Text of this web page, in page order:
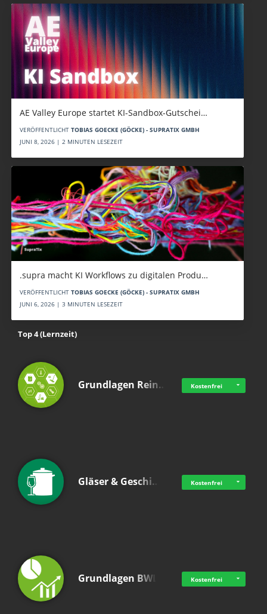
AE Valley Europe startet KI-Sandbox-Gutschei…
VERÖFFENTLICHT TOBIAS GOECKE (GÖCKE) - SUPRATIX GMBH
JUNI 8, 2026 | 2 MINUTEN LESEZEIT
.supra macht KI Workflows zu digitalen Produ…
VERÖFFENTLICHT TOBIAS GOECKE (GÖCKE) - SUPRATIX GMBH
JUNI 6, 2026 | 3 MINUTEN LESEZEIT
Top 4 (Lernzeit)
Grundlagen Rein… Kostenfrei
Gläser & Geschi… Kostenfrei
Grundlagen BWL Kostenfrei